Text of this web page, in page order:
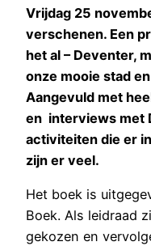
Vrijdag 25
verschenen. Een
het al – Deventer,
onze mooie stad
Aangevuld met
en interviews met
activiteiten die er
zijn er veel.
Het boek is
Boek. Als leidraad
gekozen en